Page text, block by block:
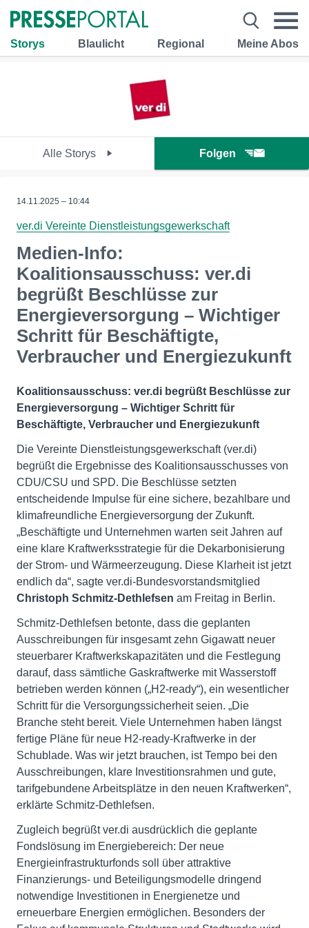
Storys Blaulicht Regional Meine Abos
Alle Storys Folgen
14.11.2025 – 10:44
ver.di Vereinte Dienstleistungsgewerkschaft
Medien-Info:
Koalitionsausschuss: ver.di
begrüßt Beschlüsse zur
Energieversorgung – Wichtiger
Schritt für Beschäftigte,
Verbraucher und Energiezukunft
Koalitionsausschuss: ver.di begrüßt Beschlüsse zur
Energieversorgung – Wichtiger Schritt für
Beschäftigte, Verbraucher und Energiezukunft
Die Vereinte Dienstleistungsgewerkschaft (ver.di)
begrüßt die Ergebnisse des Koalitionsausschusses von
CDU/CSU und SPD. Die Beschlüsse setzten
entscheidende Impulse für eine sichere, bezahlbare und
klimafreundliche Energieversorgung der Zukunft.
„Beschäftigte und Unternehmen warten seit Jahren auf
eine klare Kraftwerksstrategie für die Dekarbonisierung
der Strom- und Wärmeerzeugung. Diese Klarheit ist jetzt
endlich da“, sagte ver.di-Bundesvorstandsmitglied
Christoph Schmitz-Dethlefsen am Freitag in Berlin.
Schmitz-Dethlefsen betonte, dass die geplanten
Ausschreibungen für insgesamt zehn Gigawatt neuer
steuerbarer Kraftwerkskapazitäten und die Festlegung
darauf, dass sämtliche Gaskraftwerke mit Wasserstoff
betrieben werden können („H2-ready“), ein wesentlicher
Schritt für die Versorgungssicherheit seien. „Die
Branche steht bereit. Viele Unternehmen haben längst
fertige Pläne für neue H2-ready-Kraftwerke in der
Schublade. Was wir jetzt brauchen, ist Tempo bei den
Ausschreibungen, klare Investitionsrahmen und gute,
tarifgebundene Arbeitsplätze in den neuen Kraftwerken“,
erklärte Schmitz-Dethlefsen.
Zugleich begrüßt ver.di ausdrücklich die geplante
Fondslösung im Energiebereich: Der neue
Energieinfrastrukturfonds soll über attraktive
Finanzierungs- und Beteiligungsmodelle dringend
notwendige Investitionen in Energienetze und
erneuerbare Energien ermöglichen. Besonders der